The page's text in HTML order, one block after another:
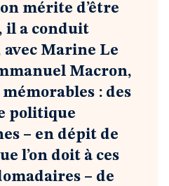
mérite d’être
il a conduit
avec Marine Le
Macron,
: des
politique
– en dépit de
l’on doit à ces
– de